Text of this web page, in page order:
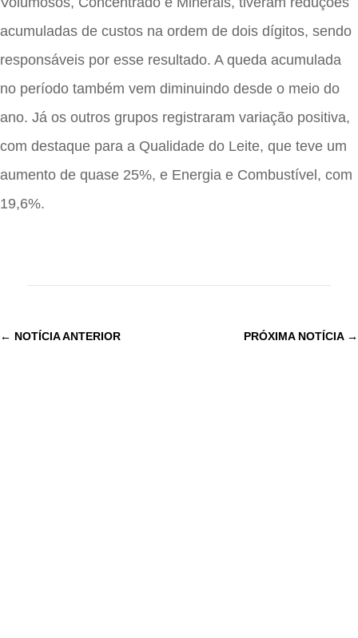
acumuladas de custos na ordem de dois dígitos, sendo
responsáveis por esse resultado. A queda acumulada
no período também vem diminuindo desde o meio do
ano. Já os outros grupos registraram variação positiva,
com destaque para a Qualidade do Leite, que teve um
aumento de quase 25%, e Energia e Combustível, com
19,6%.
← NOTÍCIA ANTERIOR PRÓXIMA NOTÍCIA→